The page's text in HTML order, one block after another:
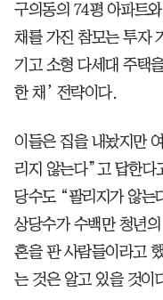
구의동의 74평 아파트
채를 가진 참모는 투자
기고 소형 다세대 주택
한 채’ 전략이다.
이들은 집을 내놨지만
리지 않는다”고 답한다
당수도 “팔리지가 않는
상당수가 수백만 청년
혼을 판 사람들이라고
는 것은 알고 있을 것이